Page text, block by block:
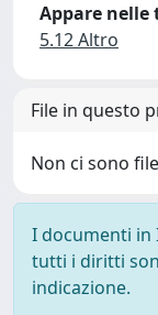
Appare nelle
5.12 Altro
File in questo
Non ci sono
I documenti in
tutti i diritti
indicazione.